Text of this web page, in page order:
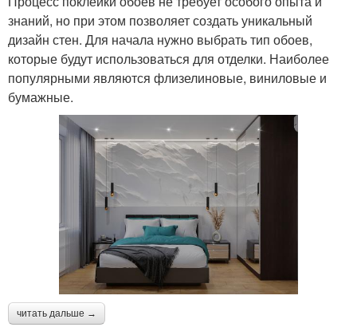
знаний, но при этом позволяет создать уникальный
дизайн стен. Для начала нужно выбрать тип обоев,
которые будут использоваться для отделки. Наиболее
популярными являются флизелиновые, виниловые и
бумажные.
читать дальше →